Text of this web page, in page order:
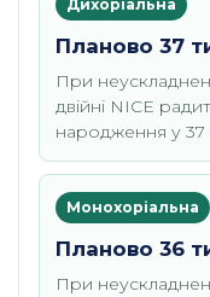
Дихоріальна
Планово 37
При
двійні NICE
народження у 37
Монохоріальна
Планово 36
При